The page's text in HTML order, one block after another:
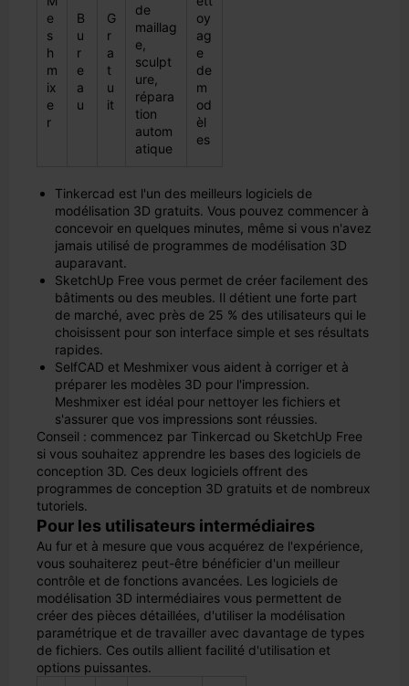
e
s
h
m
ix
e
r
B
u
r
e
a
u
G
r
a
t
u
it
de
maillag
e,
sculpt
ure,
répara
tion
autom
atique
oy
ag
e
de
m
od
èl
es
Tinkercad est l'un des meilleurs logiciels de
modélisation 3D gratuits. Vous pouvez commencer à
concevoir en quelques minutes, même si vous n'avez
jamais utilisé de programmes de modélisation 3D
auparavant.
SketchUp Free vous permet de créer facilement des
bâtiments ou des meubles. Il détient une forte part
de marché, avec près de 25 % des utilisateurs qui le
choisissent pour son interface simple et ses résultats
rapides.
SelfCAD et Meshmixer vous aident à corriger et à
préparer les modèles 3D pour l'impression.
Meshmixer est idéal pour nettoyer les fichiers et
s'assurer que vos impressions sont réussies.
Conseil : commencez par Tinkercad ou SketchUp Free
si vous souhaitez apprendre les bases des logiciels de
conception 3D. Ces deux logiciels offrent des
programmes de conception 3D gratuits et de nombreux
tutoriels.
Pour les utilisateurs intermédiaires
Au fur et à mesure que vous acquérez de l'expérience,
vous souhaiterez peut-être bénéficier d'un meilleur
contrôle et de fonctions avancées. Les logiciels de
modélisation 3D intermédiaires vous permettent de
créer des pièces détaillées, d'utiliser la modélisation
paramétrique et de travailler avec davantage de types
de fichiers. Ces outils allient facilité d'utilisation et
options puissantes.